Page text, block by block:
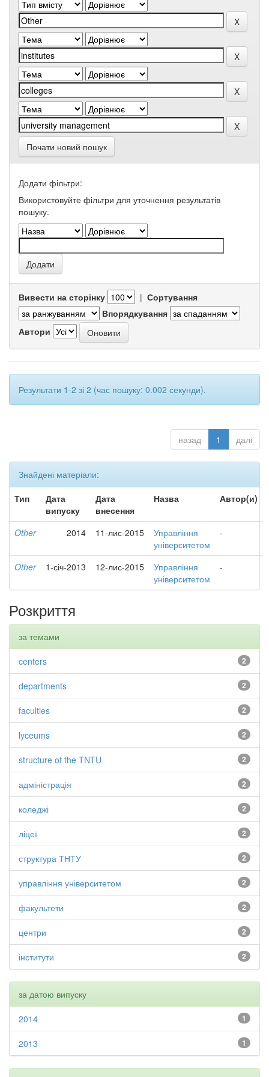
Почати новий пошук
Додати фільтри:
Використовуйте фільтри для уточнення результатів
пошуку.
Вивести на сторінку | Сортування
Впорядкування
Автори
Результати 1-2 зі 2 (час пошуку: 0.002 секунди).
назад 1 далі
Знайдені матеріали:
Тип
Дата
випуску
Дата
внесення
Назва Автор(и)
Other 2014 11-лис-2015
Управління
університетом
-
Other 1-січ-2013 12-лис-2015
Управління
університетом
-
Розкриття
за темами
2
centers
2
departments
2
faculties
2
lyceums
2
structure of the TNTU
2
адміністрація
2
коледжі
2
ліцеї
2
структура ТНТУ
2
управління університетом
2
факультети
2
центри
2
інститути
за датою випуску
1
2014
1
2013